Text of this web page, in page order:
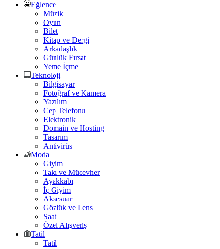
Eğlence
Müzik
Oyun
Bilet
Kitap ve Dergi
Arkadaşlık
Günlük Fırsat
Yeme İçme
Teknoloji
Bilgisayar
Fotoğraf ve Kamera
Yazılım
Cep Telefonu
Elektronik
Domain ve Hosting
Tasarım
Antivirüs
Moda
Giyim
Takı ve Mücevher
Ayakkabı
İç Giyim
Aksesuar
Gözlük ve Lens
Saat
Özel Alışveriş
Tatil
Tatil